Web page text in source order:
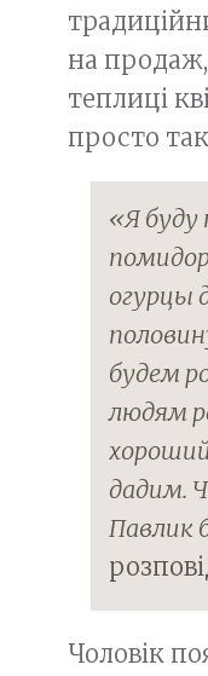
на
теплиці
просто
«Я буду
огурцы
будем
людям
дадим.
Павлик
Чоловік